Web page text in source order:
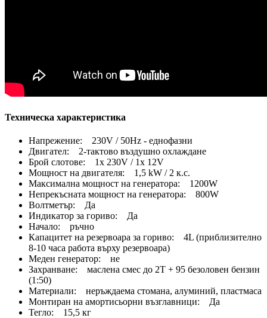
Техническа характеристика
Напрежение: 230V / 50Hz - еднофазни
Двигател: 2-тактово въздушно охлаждане
Брой слотове: 1x 230V / 1x 12V
Мощност на двигателя: 1,5 kW / 2 к.с.
Максимална мощност на генератора: 1200W
Непрекъсната мощност на генератора: 800W
Волтметър: Да
Индикатор за гориво: Да
Начало: ръчно
Капацитет на резервоара за гориво: 4L (приблизително
8-10 часа работа върху резервоара)
Меден генератор: не
Захранване: маслена смес до 2T + 95 безоловен бензин
(1:50)
Материали: неръждаема стомана, алуминий, пластмаса
Монтиран на амортисьорни възглавници: Да
Тегло: 15,5 кг